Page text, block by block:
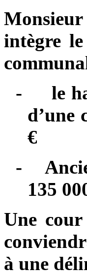
intègre
-
le
d’une
€
-
135
Une
à une